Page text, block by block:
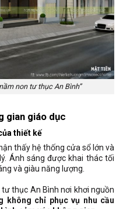
non tư thục An Bình”
gian giáo dục
thiết kế
thấy hệ thống cửa sổ lớn và
Ánh sáng được khai thác tối
và giàu năng lượng.
thục An Bình nơi khơi nguồn
không chỉ phục vụ nhu cầu